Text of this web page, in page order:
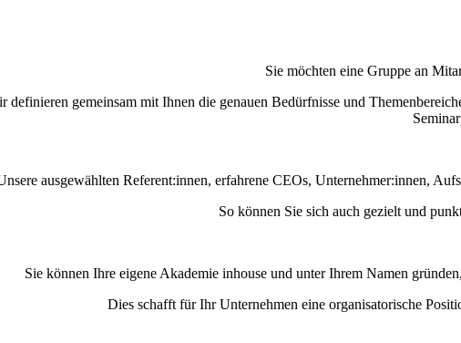
Sie möchten eine Gruppe an
definieren gemeinsam mit Ihnen die genauen Bedürfnisse und
ausgewählten Referent:innen, erfahrene CEOs, Unternehmer:innen,
So können Sie sich auch gezielt und
Sie können Ihre eigene Akademie inhouse und unter Ihrem Namen
Dies schafft für Ihr Unternehmen eine organisatorische